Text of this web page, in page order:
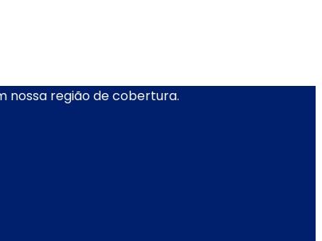
nossa região de cobertura.